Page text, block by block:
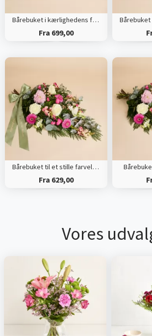
Bårebuket i kærlighedens farver med bånd
Fra 699,00
Bårebuket til et stille farvel med bånd
Fra 629,00
Vores